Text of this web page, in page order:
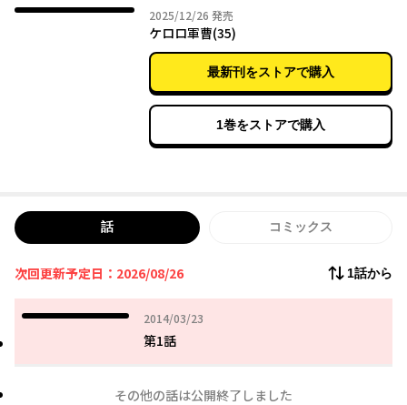
2025/12/26 2025年12月26日
発売
ケロロ軍曹(35)
最新刊をストアで購入
1巻をストアで購入
話 コミックス
次回更新予定日：2026/08/26 1話から
2014/03/23
2014年03月23日
第1話
その他の話は公開終了しました